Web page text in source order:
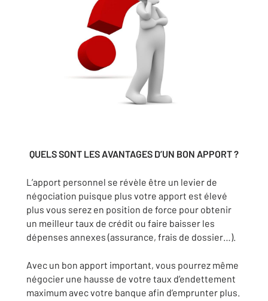
QUELS SONT LES AVANTAGES D’UN BON APPORT ?
L’apport personnel se révèle être un levier de
négociation puisque plus votre apport est élevé
plus vous serez en position de force pour obtenir
un meilleur taux de crédit ou faire baisser les
dépenses annexes (assurance, frais de dossier…).
Avec un bon apport important, vous pourrez même
négocier une hausse de votre taux d’endettement
maximum avec votre banque afin d’emprunter plus.